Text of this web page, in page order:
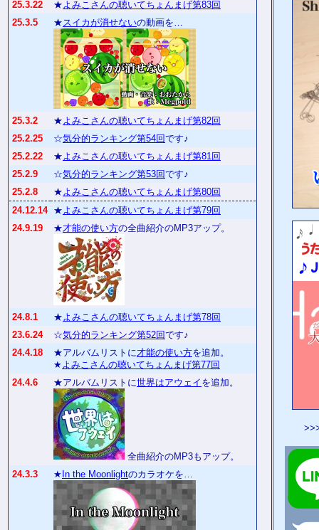
25.3.22
★よみこさんの聴いてちょんまげ第83回
25.3.5
★スイカが消せないの動画を…
25.3.2 ★よみこさんの聴いてちょんまげ第82回
25.2.25
☆気分的ランキング第54回です♪
25.2.22
★よみこさんの聴いてちょんまげ第81回
25.2.9
☆気分的ランキング第53回です♪
25.2.8
★よみこさんの聴いてちょんまげ第80回
24.12.14 ★よみこさんの聴いてちょんまげ第79回
24.9.19
★才能の使い方の全曲紹介のMP3アップ。
24.8.1 ★よみこさんの聴いてちょんまげ第78回
23.6.24
☆気分的ランキング第52回です♪
24.4.18
★アルバムリストに才能の使い方を追加。
★よみこさんの聴いてちょんまげ第77回
24.4.6
★アルバムリストに世界はアウェイ を追加。
全曲紹介のMP3もアップ。
24.3.3
★ In the Moonlightのカラオケを…